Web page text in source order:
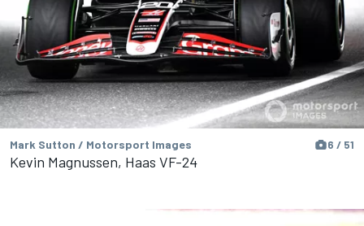
Mark Sutton / Motorsport Images 6 / 51
Kevin Magnussen, Haas VF-24